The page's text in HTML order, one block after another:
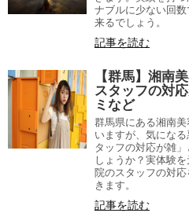
ナブルに少ない回
来るでしょう。
記事を読む
【群馬】湘南
スタッフの対
ミなど
群馬県にある湘南
いますが、気にな
タッフの対応が雑
しょうか？実体験
院のスタッフの対
きます。
記事を読む